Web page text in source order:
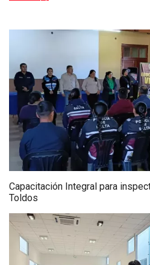
Capacitación Integral para
Toldos